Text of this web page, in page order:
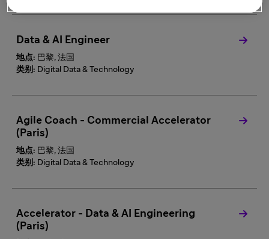
Data & AI Engineer
地点: 巴黎, 法国
类别: Digital Data & Technology
Agile Coach - Commercial Accelerator
(Paris)
地点: 巴黎, 法国
类别: Digital Data & Technology
Accelerator - Data & AI Engineering
(Paris)